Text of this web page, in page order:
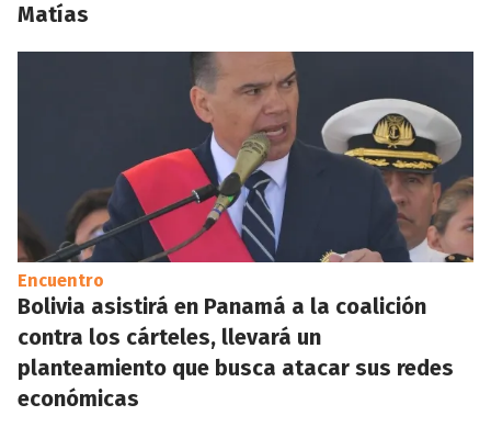
Matías
Encuentro
Bolivia asistirá en Panamá a la coalición
contra los cárteles, llevará un
planteamiento que busca atacar sus redes
económicas